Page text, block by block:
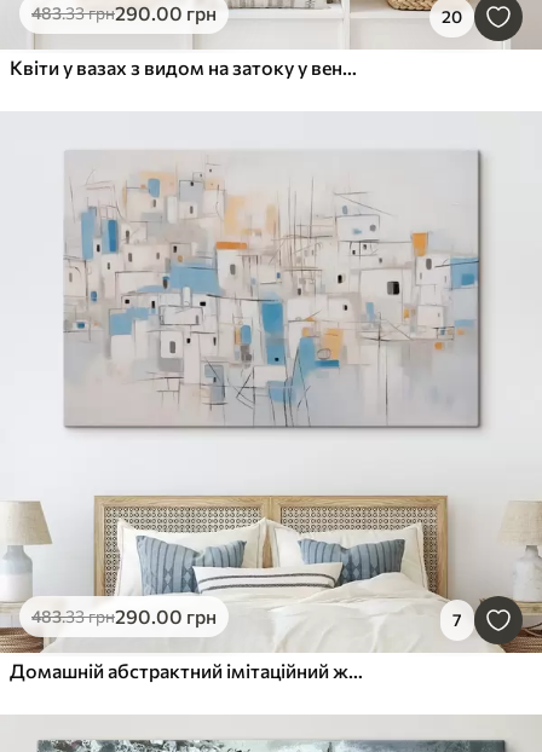
483.33грн290.00 грн 20
Квіти у вазах з видом на затоку у венеціанській акварелі
483.33грн290.00 грн 7
Домашній абстрактний імітаційний живопис